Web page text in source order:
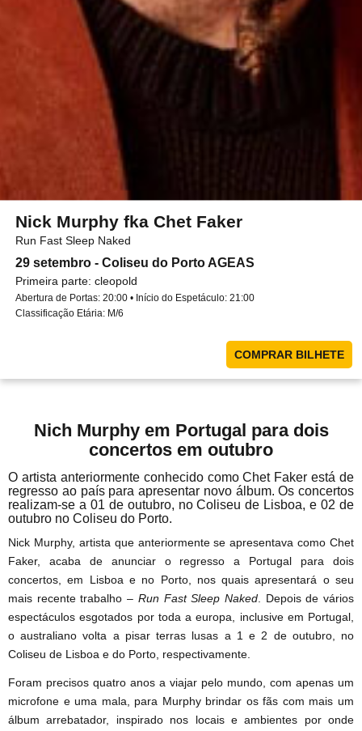
Nick Murphy fka Chet Faker
Run Fast Sleep Naked
29 setembro - Coliseu do Porto AGEAS
Primeira parte: cleopold
Abertura de Portas: 20:00 • Início do Espetáculo: 21:00
Classificação Etária: M/6
COMPRAR BILHETE
Nich Murphy em Portugal para dois
concertos em outubro
O artista anteriormente conhecido como Chet Faker está de
regresso ao país para apresentar novo álbum. Os concertos
realizam-se a 01 de outubro, no Coliseu de Lisboa, e 02 de
outubro no Coliseu do Porto.
Nick Murphy, artista que anteriormente se apresentava como Chet
Faker, acaba de anunciar o regresso a Portugal para dois
concertos, em Lisboa e no Porto, nos quais apresentará o seu
mais recente trabalho – Run Fast Sleep Naked. Depois de vários
espectáculos esgotados por toda a europa, inclusive em Portugal,
o australiano volta a pisar terras lusas a 1 e 2 de outubro, no
Coliseu de Lisboa e do Porto, respectivamente.
Foram precisos quatro anos a viajar pelo mundo, com apenas um
microfone e uma mala, para Murphy brindar os fãs com mais um
álbum arrebatador, inspirado nos locais e ambientes por onde